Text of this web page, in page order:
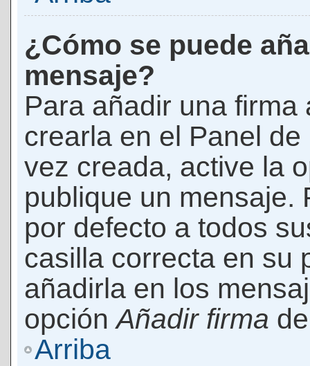
¿Cómo se puede
mensaje?
Para añadir una
crearla en el Panel
vez creada, active la
publique un mensaje.
por defecto a todos
casilla correcta en su
añadirla en los
opciónAñadir firma
Arriba